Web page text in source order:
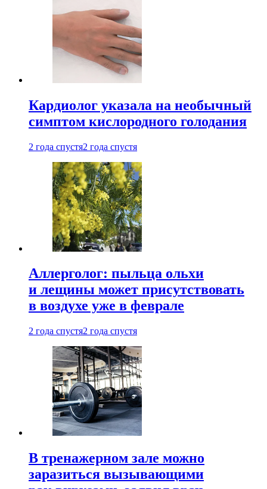
Кардиолог указала на необычный
симптом кислородного голодания
2 года спустя2 года спустя
Аллерголог: пыльца ольхи
и лещины может присутствовать
в воздухе уже в феврале
2 года спустя2 года спустя
В тренажерном зале можно
заразиться вызывающими